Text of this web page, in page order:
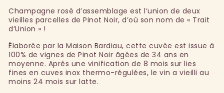
Champagne rosé d’assemblage est l’union de deux
vieilles parcelles de Pinot Noir, d’où son nom de « Trait
d’Union » !
Élaborée par la Maison Bardiau, cette cuvée est issue à
100% de vignes de Pinot Noir âgées de 34 ans en
moyenne. Après une vinification de 8 mois sur lies
fines en cuves inox thermo-régulées, le vin a vieilli au
moins 24 mois sur latte.